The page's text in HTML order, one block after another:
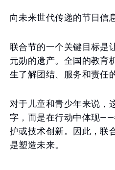
向未来世代传递的节日信
联合节的一个关键目标是
元勋的遗产。全国的教育
生了解团结、服务和责任
对于儿童和青少年来说，
字，而是在行动中体现
护或技术创新。因此，联
是塑造未来。